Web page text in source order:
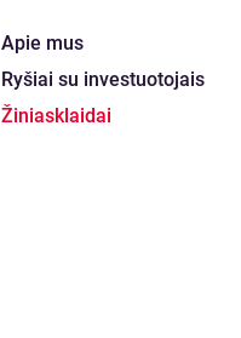
Apie mus
Ryšiai su investuotojais
Žiniasklaidai